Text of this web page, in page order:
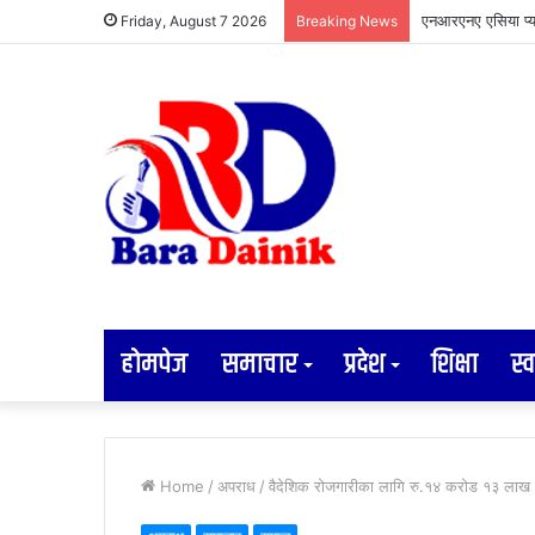
Friday, August 7 2026 Breaking News अव्यवस्थित तार
होमपेज समाचार प्रदेश शिक्षा
Home / अपराध / वैदेशिक रोजगारीका लागि रु.१४ करोड १३ लाख